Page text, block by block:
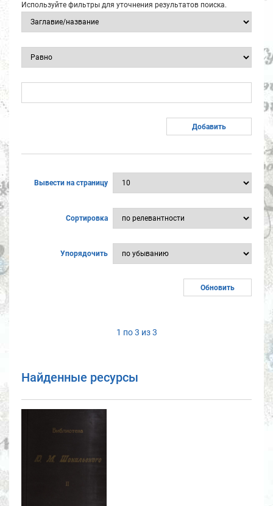
Используйте фильтры для уточнения результатов поиска.
Вывести на страницу
Сортировка
Упорядочить
1 по 3 из 3
Найденные ресурсы